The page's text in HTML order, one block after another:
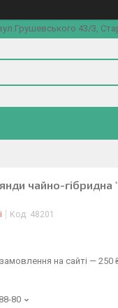
43/3,
чайно-
Код: 48201
на сайті — 250
80